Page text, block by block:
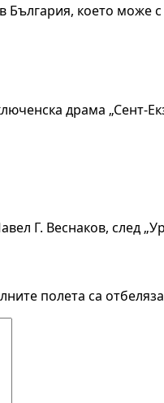
България, което
драма „Сент-
Г. Веснаков, след
полета са